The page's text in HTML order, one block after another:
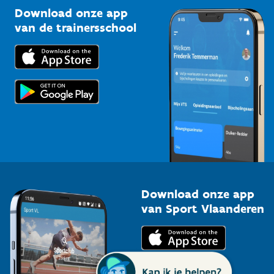
Bedrijven
Trainers en begeleiders
Topsporters
Kennisplatform
Downloads
Voor de pers
Download onze app
van de trainersschool
Download onze app
van Sport Vlaanderen